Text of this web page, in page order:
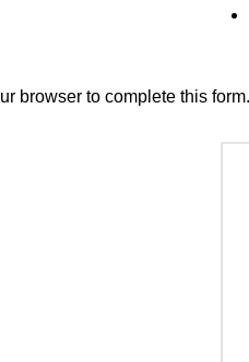
browser to complete this form.